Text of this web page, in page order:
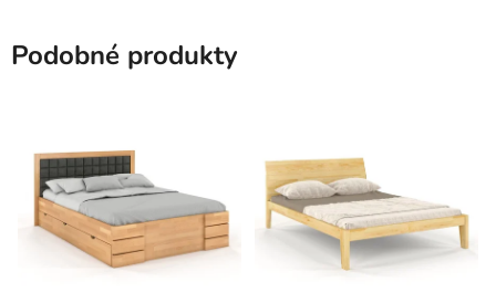
Podobné produkty